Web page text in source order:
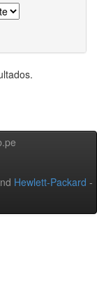
Hewlett-Packard -